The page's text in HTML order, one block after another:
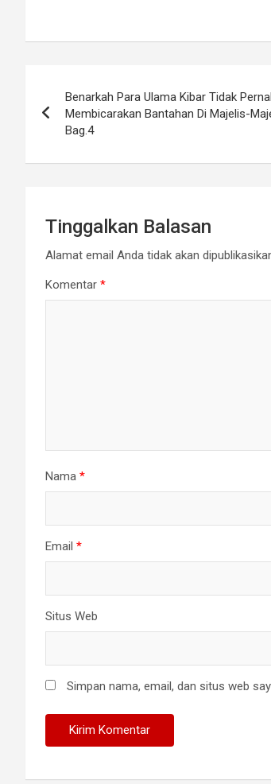
pos
Benarkah Para Ulama Kibar Tidak
Membicarakan Bantahan Di Majelis-
Bag.4
Tinggalkan Balasan
Alamat email Anda tidak akan
Komentar *
Nama *
Email *
Situs Web
Simpan nama, email, dan situs web